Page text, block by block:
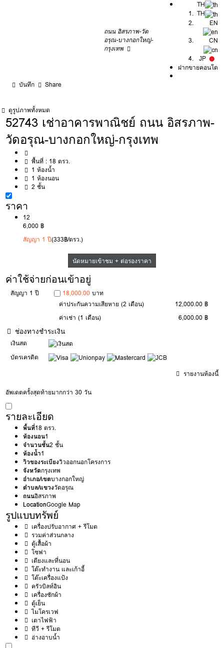
ถนน อิสรภาพ-วัด
อรุณ-บางกอกใหญ่-
กรุงเทพ
TH
TH
EN
CN
JP
ฝากขายคอนโด
บันทึก
Share
ดูรูปภาพทั้งหมด
52743 เช่าอาคารพาณิชย์ ถนน อิสรภาพ-
วัดอรุณ-บางกอกใหญ่-กรุงเทพ
พื้นที่ : 18 ตรว.
1 ห้องน้ำ
1 ห้องนอน
2 ชั้น
ราคา
12
6,000 ฿
สัญญา 1 ปี(333฿/ตรว.)
นัดหมายเข้าชม + ต่อรองราคา
ค่าใช้จ่ายก่อนเข้าอยู่
สัญญา 1 ปี 18,000.00 บาท
ค่าประกันความเสียหาย(2 เดือน)
12,000.00 ฿
ค่าเช่า(1 เดือน) 6,000.00 ฿
ช่องทางชำระเงิน
เงินสด
บัตรเครดิต
รายงานห้องนี้
อัพเดตครั้งสุดท้ายมากกว่า 30 วัน
รายละเอียด
พื้นที่18 ตรว.
ห้องนอน1
จำนวนชั้น2 ชั้น
ห้องน้ำ1
วิวของระเบียงวิวออกนอกโครงการ
จังหวัดกรุงเทพ
อำเภอ/เขตบางกอกใหญ่
ตำบล/แขวงวัดอรุณ
ถนนอิสรภาพ
LocationGoogle Map
รูปแบบทรัพย์
เครื่องปรับอากาศ + รีโมต
รวมค่าส่วนกลาง
ตู้เสื้อผ้า
โซฟา
เตียงและที่นอน
โต๊ะทำงาน และเก้าอี้
โต๊ะเครื่องแป้ง
ครัวบิลท์อิน
เครื่องซักผ้า
ตู้เย็น
ไมโครเวฟ
เตาไฟฟ้า
ทีวี + รีโมต
อ่างอาบน้ำ